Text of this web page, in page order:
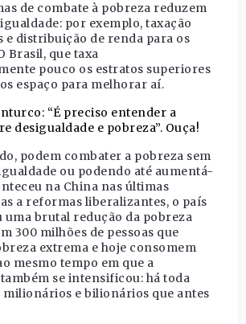
de combate à pobreza reduzem
por exemplo, taxação
e distribuição de renda para os
Brasil, que taxa
pouco os estratos superiores
espaço para melhorar aí.
“É preciso entender a
desigualdade e pobreza”. Ouça!
podem combater a pobreza sem
ou podendo até aumentá-
na China nas últimas
a reformas liberalizantes, o país
uma brutal redução da pobreza
300 milhões de pessoas que
extrema e hoje consomem
mesmo tempo em que a
se intensificou: há toda
milionários e bilionários que antes